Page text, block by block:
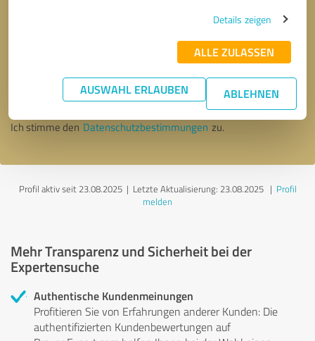
Details zeigen
ALLE ZULASSEN
AUSWAHL ERLAUBEN ABLEHNEN
* Erforderliche Angaben
Nachricht senden
Ich stimme den Datenschutzbestimmungen zu.
Profil aktiv seit 23.08.2025 | Letzte Aktualisierung: 23.08.2025| Profil
melden
Mehr Transparenz und Sicherheit bei der
Expertensuche
Authentische Kundenmeinungen
Profitieren Sie von Erfahrungen anderer Kunden: Die
authentifizierten Kundenbewertungen auf